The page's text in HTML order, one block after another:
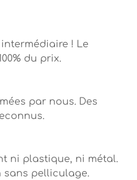
! Le
du prix.
par nous. Des
ni plastique, ni métal.
sans pelliculage.